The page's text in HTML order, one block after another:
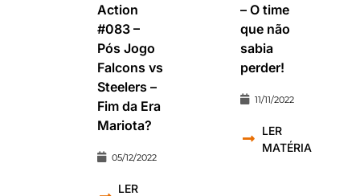
Action
#083 –
Pós Jogo
Falcons vs
Steelers –
Fim da Era
Mariota?
05/12/2022
LER
– O time
que não
sabia
perder!
11/11/2022
LER
MATÉRIA